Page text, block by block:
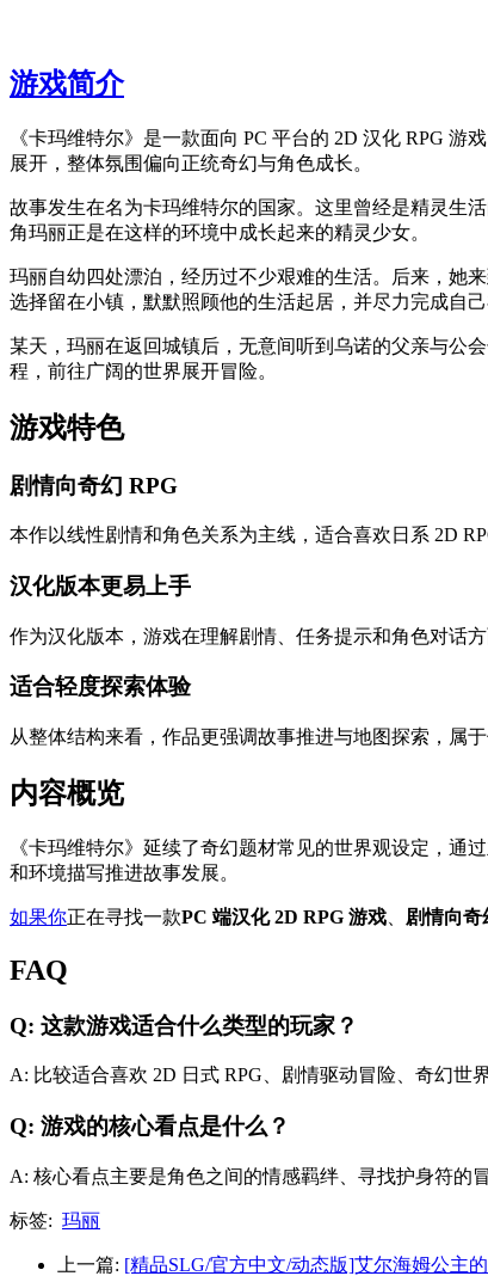
游戏简介
《卡玛维特尔》是一款面向 PC 平台的 2D 汉化 RPG
展开，整体氛围偏向正统奇幻与角色成长。
故事发生在名为卡玛维特尔的国家。这里曾经是精灵生
角玛丽正是在这样的环境中成长起来的精灵少女。
玛丽自幼四处漂泊，经历过不少艰难的生活。后来，她
选择留在小镇，默默照顾他的生活起居，并尽力完成自己
某天，玛丽在返回城镇后，无意间听到乌诺的父亲与公
程，前往广阔的世界展开冒险。
游戏特色
剧情向奇幻 RPG
本作以线性剧情和角色关系为主线，适合喜欢日系 2D
汉化版本更易上手
作为汉化版本，游戏在理解剧情、任务提示和角色对话
适合轻度探索体验
从整体结构来看，作品更强调故事推进与地图探索，属
内容概览
《卡玛维特尔》延续了奇幻题材常见的世界观设定，
和环境描写推进故事发展。
如果你正在寻找一款PC 端汉化 2D RPG 游戏 剧情向奇
FAQ
Q: 这款游戏适合什么类型的玩家？
A: 比较适合喜欢 2D 日式 RPG、剧情驱动冒险、奇幻世
Q: 游戏的核心看点是什么？
A: 核心看点主要是角色之间的情感羁绊、寻找护身符的
标签: 玛丽
上一篇: [精品SLG/官方中文/动态版]艾尔海姆公主